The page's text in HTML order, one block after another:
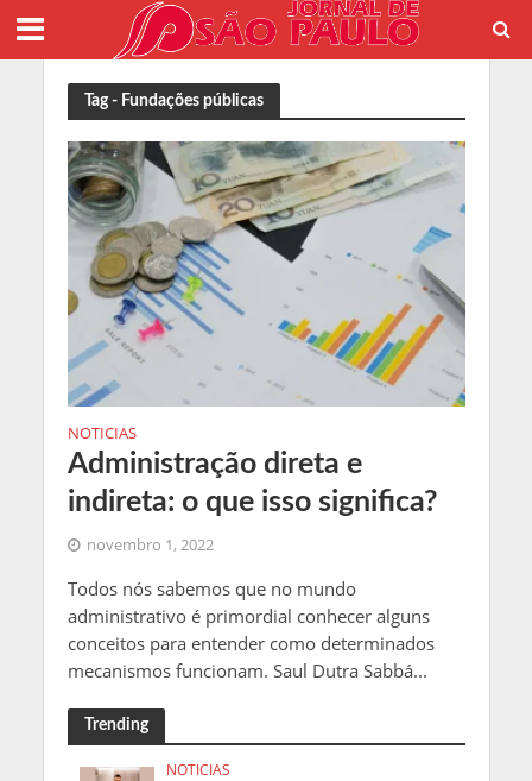
Tag - Fundações públicas
NOTICIAS
Administração direta e
indireta: o que isso significa?
novembro 1, 2022
Todos nós sabemos que no mundo
administrativo é primordial conhecer alguns
conceitos para entender como determinados
mecanismos funcionam. Saul Dutra Sabbá...
Trending
NOTICIAS